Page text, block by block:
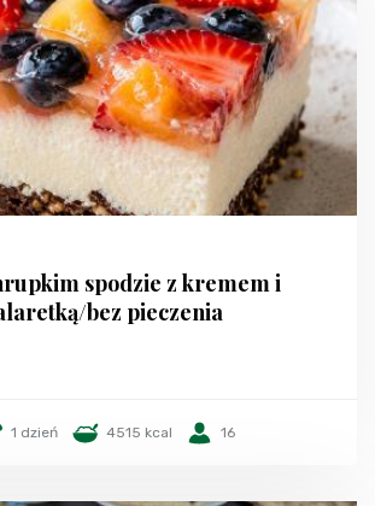
spodzie z kremem i
bez pieczenia
1 dzień 4515 kcal 16